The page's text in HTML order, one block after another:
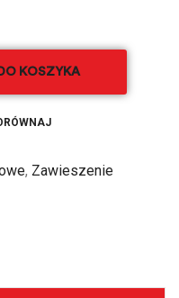
KOSZYKA
, Zawieszenie